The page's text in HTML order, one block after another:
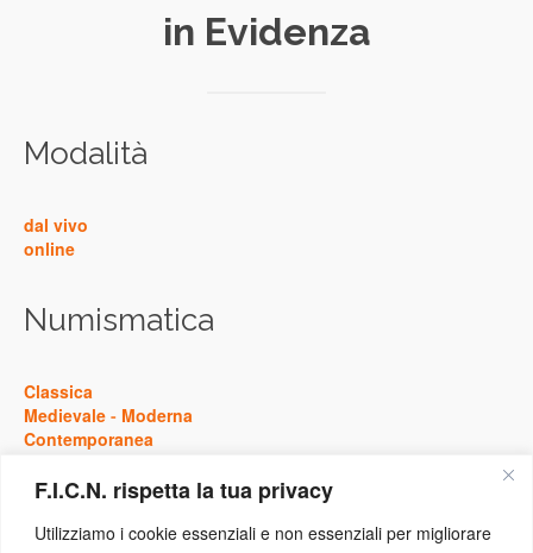
F.I.C.N. rispetta la tua privacy
Utilizziamo i cookie essenziali e non essenziali per migliorare
in Evidenza
Modalità
dal vivo
online
Numismatica
Classica
Medievale - Moderna
Contemporanea
Storia